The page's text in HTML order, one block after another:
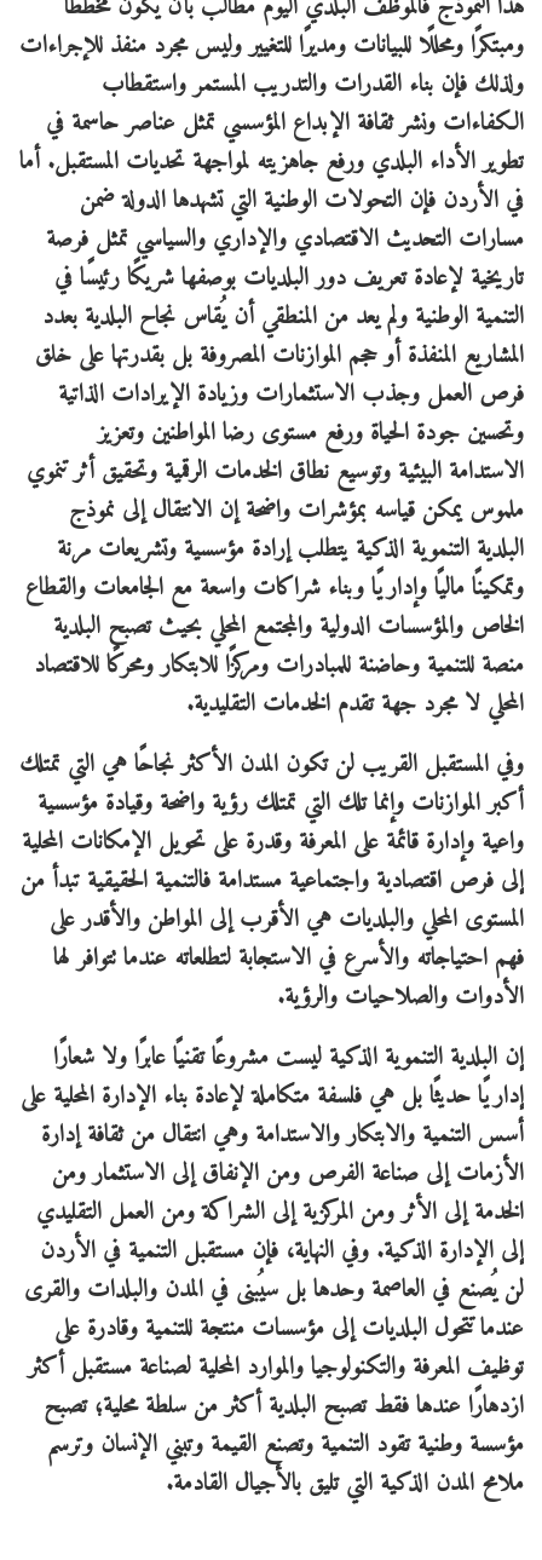
ومبتكرًا ومحللًا للبيانات ومديرًا للتغيير وليس مجرد منفذ للإجراءات
ولذلك فإن بناء القدرات والتدريب المستمر واستقطاب
الكفاءات ونشر ثقافة الإبداع المؤسسي تمثل عناصر حاسمة في
تطوير الأداء البلدي ورفع جاهزيته لمواجهة تحديات المستقبل. أما
في الأردن فإن التحولات الوطنية التي تشهدها الدولة ضمن
مسارات التحديث الاقتصادي والإداري والسياسي تمثل فرصة
تاريخية لإعادة تعريف دور البلديات بوصفها شريكًا رئيسًا في
التنمية الوطنية ولم يعد من المنطقي أن يُقاس نجاح البلدية بعدد
المشاريع المنفذة أو حجم الموازنات المصروفة بل بقدرتها على خلق
فرص العمل وجذب الاستثمارات وزيادة الإيرادات الذاتية
وتحسين جودة الحياة ورفع مستوى رضا المواطنين وتعزيز
الاستدامة البيئية وتوسيع نطاق الخدمات الرقمية وتحقيق أثر تنموي
ملموس يمكن قياسه بمؤشرات واضحة إن الانتقال إلى نموذج
البلدية التنموية الذكية يتطلب إرادة مؤسسية وتشريعات مرنة
وتمكينًا ماليًا وإداريًا وبناء شراكات واسعة مع الجامعات والقطاع
الخاص والمؤسسات الدولية والمجتمع المحلي بحيث تصبح البلدية
منصة للتنمية وحاضنة للمبادرات ومركزًا للابتكار ومحركًا للاقتصاد
المحلي لا مجرد جهة تقدم الخدمات التقليدية.
وفي المستقبل القريب لن تكون المدن الأكثر نجاحًا هي التي تمتلك
أكبر الموازنات وإنما تلك التي تمتلك رؤية واضحة وقيادة مؤسسية
واعية وإدارة قائمة على المعرفة وقدرة على تحويل الإمكانات المحلية
إلى فرص اقتصادية واجتماعية مستدامة فالتنمية الحقيقية تبدأ من
المستوى المحلي والبلديات هي الأقرب إلى المواطن والأقدر على
فهم احتياجاته والأسرع في الاستجابة لتطلعاته عندما تتوافر لها
الأدوات والصلاحيات والرؤية.
إن البلدية التنموية الذكية ليست مشروعًا تقنيًا عابرًا ولا شعارًا
إداريًا حديثًا بل هي فلسفة متكاملة لإعادة بناء الإدارة المحلية على
أسس التنمية والابتكار والاستدامة وهي انتقال من ثقافة إدارة
الأزمات إلى صناعة الفرص ومن الإنفاق إلى الاستثمار ومن
الخدمة إلى الأثر ومن المركزية إلى الشراكة ومن العمل التقليدي
إلى الإدارة الذكية. وفي النهاية، فإن مستقبل التنمية في الأردن
لن يُصنع في العاصمة وحدها بل سيُبنى في المدن والبلدات والقرى
عندما تتحول البلديات إلى مؤسسات منتجة للتنمية وقادرة على
توظيف المعرفة والتكنولوجيا والموارد المحلية لصناعة مستقبل أكثر
ازدهارًا عندها فقط تصبح البلدية أكثر من سلطة محلية؛ تصبح
مؤسسة وطنية تقود التنمية وتصنع القيمة وتبني الإنسان وترسم
ملامح المدن الذكية التي تليق بالأجيال القادمة.